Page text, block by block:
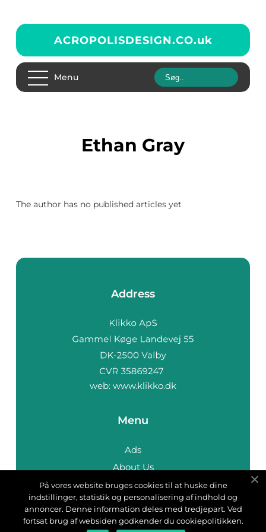
ACROPOLISDESIGN.CO.uk
Menu
Ethan Gray
The author has no published articles yet
Address
web: www.klikko.dk
Menu
Ads
About Us
Cookies
Contact
Sitemap
På vores website bruges cookies til at huske dine
indstillinger, statistik og personalisering af indhold og
annoncer. Denne information deles med tredjepart. Ved
fortsat brug af websiden godkender du cookiepolitikken.